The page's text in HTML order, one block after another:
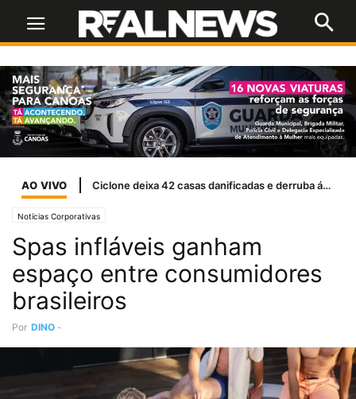
AO VIVO Ciclone deixa 42 casas danificadas e derruba árvores em Canoas
Notícias Corporativas
Spas infláveis ganham
espaço entre consumidores
brasileiros
Por DINO -